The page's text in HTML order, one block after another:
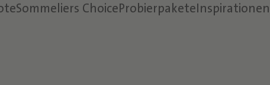
Sommeliers ChoiceProbierpaketeInspirationen